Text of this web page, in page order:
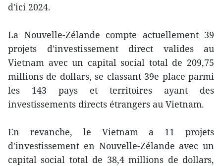
d'ici 2024.
La Nouvelle-Zélande compte actuellement 39
projets d'investissement direct valides au
Vietnam avec un capital social total de 209,75
millions de dollars, se classant 39e place parmi
les 143 pays et territoires ayant des
investissements directs étrangers au Vietnam.
En revanche, le Vietnam a 11 projets
d'investissement en Nouvelle-Zélande avec un
capital social total de 38,4 millions de dollars,